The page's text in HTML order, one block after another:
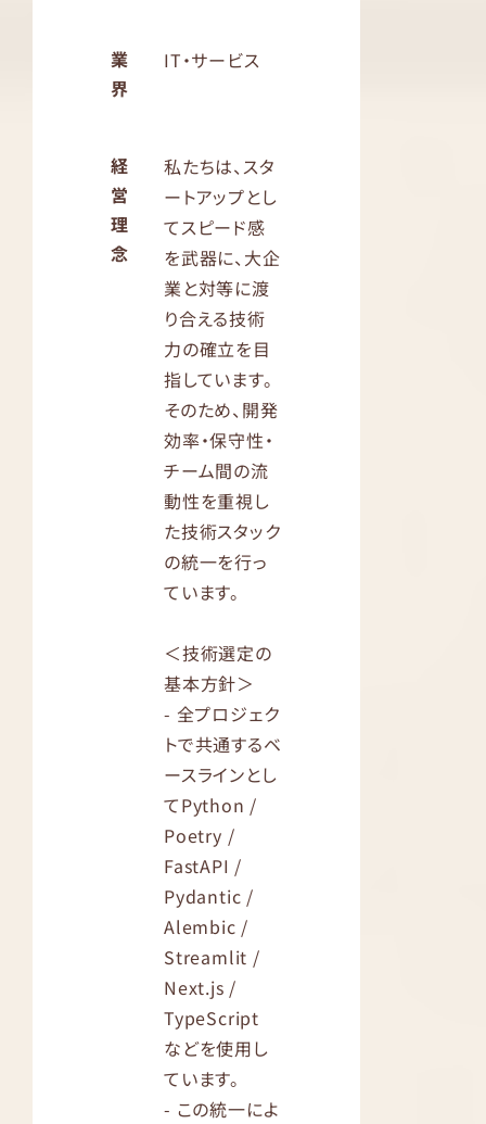
業
界
IT・サービス
経
営
理
念
私たちは、スタ
ートアップとし
てスピード感
を武器に、大企
業と対等に渡
り合える技術
力の確立を目
指しています。
そのため、開発
効率・保守性・
チーム間の流
動性を重視し
た技術スタック
の統一を行っ
ています。
＜技術選定の
基本方針＞
- 全プロジェク
トで共通するベ
ースラインとし
てPython /
Poetry /
FastAPI /
Pydantic /
Alembic /
Streamlit /
Next.js /
TypeScript
などを使用し
ています。
- この統一によ